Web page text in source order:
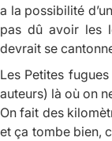
a la possibilité
pas dû avoir les
devrait se
Les Petites
auteurs) là où on
On fait des
et ça tombe bien,